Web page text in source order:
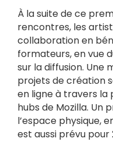
À la suite de ce
rencontres, les
collaboration en
formateurs, en vue
sur la diffusion. Une
projets de création
en ligne à travers
hubs de Mozilla. Un
l’espace physique,
est aussi prévu pour